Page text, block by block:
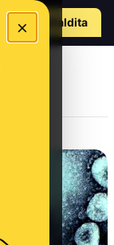
×
Hazte Maldita